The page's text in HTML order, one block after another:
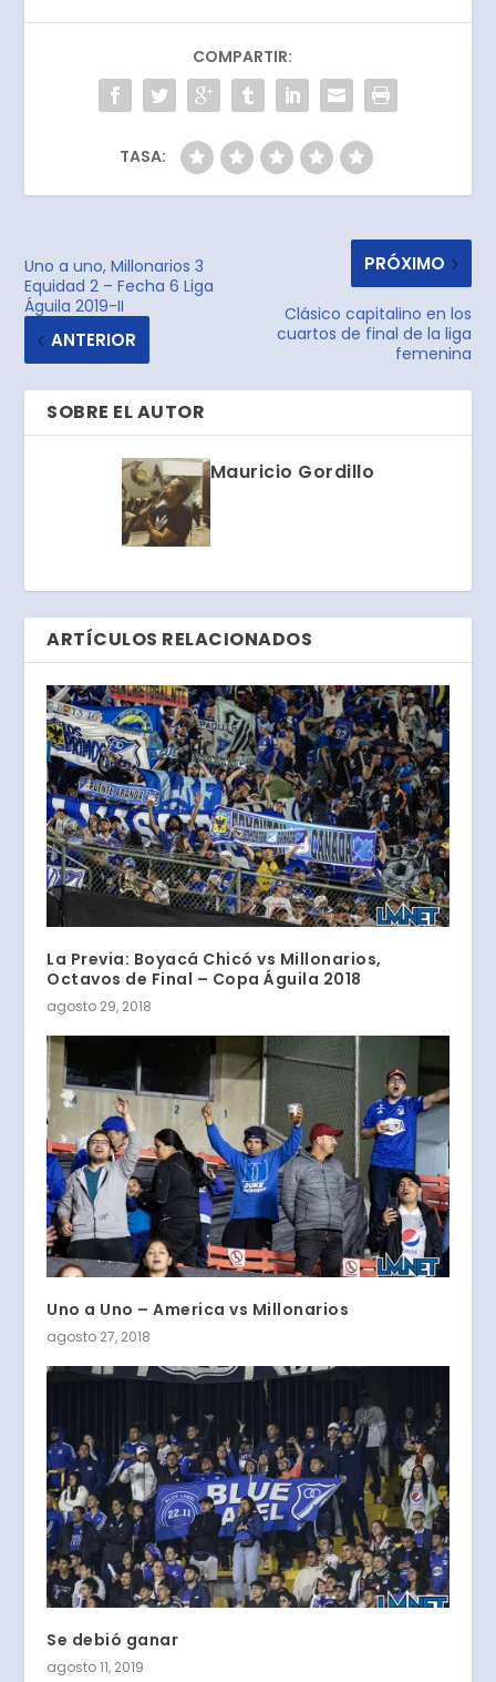
COMPARTIR:
TASA:
Uno a uno, Millonarios 3
Equidad 2 – Fecha 6 Liga
Águila 2019-II
ANTERIOR
PRÓXIMO
Clásico capitalino en los
cuartos de final de la liga
femenina
SOBRE EL AUTOR
Mauricio Gordillo
ARTÍCULOS RELACIONADOS
La Previa: Boyacá Chicó vs Millonarios,
Octavos de Final – Copa Águila 2018
agosto 29, 2018
Uno a Uno – America vs Millonarios
agosto 27, 2018
Se debió ganar
agosto 11, 2019